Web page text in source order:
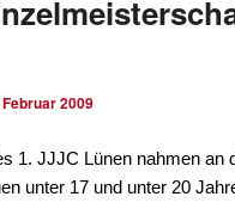
2009
1. JJJC Lünen nahmen an
unter 17 und unter 20